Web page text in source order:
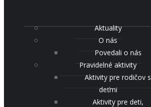
Aktuality
O nás
Povedali o nás
Pravidelné aktivity
Aktivity pre rodičov s
deťmi
Aktivity pre deti,